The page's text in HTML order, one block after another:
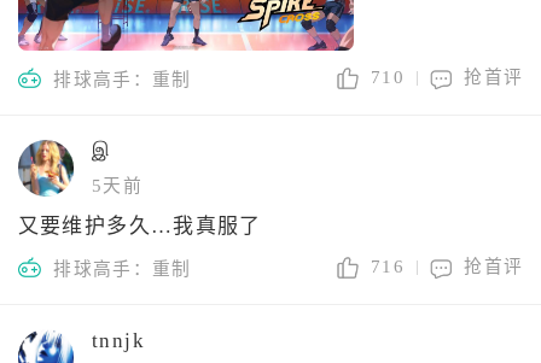
排球高手：重制 710 抢首评
இ
5天前
又要维护多久…我真服了
排球高手：重制 716 抢首评
tnnjk